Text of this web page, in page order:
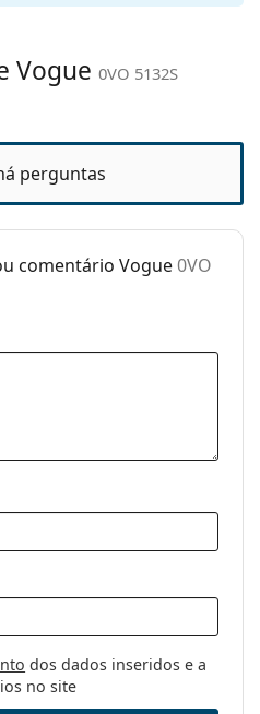
sol
Vogue 0VO 5132S
perguntas
comentário Vogue0VO
dos dados inseridos e a
no site